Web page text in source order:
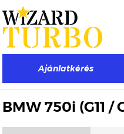
AjánlatkérésMásik típus
BMW 750i (G11 /